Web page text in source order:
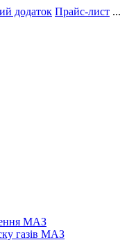
додаток Прайс-лист ...
МАЗ
газів МАЗ